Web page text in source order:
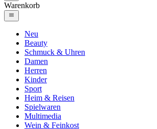
Warenkorb
Neu
Beauty
Schmuck & Uhren
Damen
Herren
Kinder
Sport
Heim & Reisen
Spielwaren
Multimedia
Wein & Feinkost